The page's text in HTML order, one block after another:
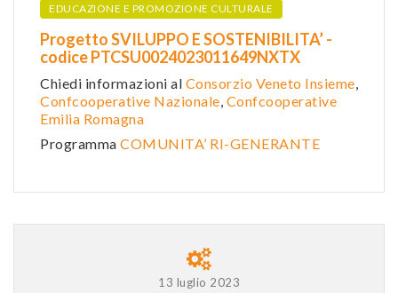
EDUCAZIONE E PROMOZIONE CULTURALE
Progetto SVILUPPO E SOSTENIBILITA’ -
codice PTCSU0024023011649NXTX
Chiedi informazioni al Consorzio Veneto Insieme,
Confcooperative Nazionale, Confcooperative
Emilia Romagna
Programma COMUNITA’ RI-GENERANTE
13 luglio 2023